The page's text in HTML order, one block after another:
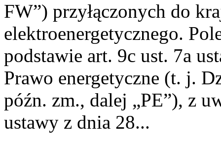
FW”) przyłączonych do
elektroenergetycznego.
podstawie art. 9c ust. 7a
Prawo energetyczne (t. j.
późn. zm., dalej „PE”), z
ustawy z dnia 28...